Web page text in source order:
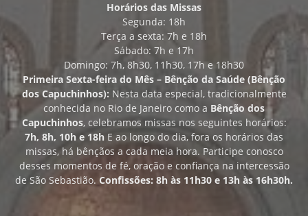
Horários das Missas
Segunda: 18h
Terça a sexta: 7h e 18h
Sábado: 7h e 17h
Domingo: 7h, 8h30, 11h30, 17h e 18h30
Primeira Sexta-feira do Mês – Bênção da Saúde (Bênção
dos Capuchinhos): Nesta data especial, tradicionalmente
conhecida no Rio de Janeiro como a Bênção dos
Capuchinhos, celebramos missas nos seguintes horários:
7h, 8h, 10h e 18h E ao longo do dia, fora os horários das
missas, há bênçãos a cada meia hora. Participe conosco
desses momentos de fé, oração e confiança na intercessão
de São Sebastião. Confissões: 8h às 11h30 e 13h às 16h30h.